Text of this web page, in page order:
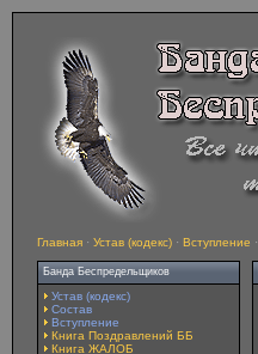
Главная · Устав (кодекс) · Вступление ·
Банда Беспредельщиков
Устав (кодекс)
Состав
Вступление
Книга Поздравлений ББ
Книга ЖАЛОБ